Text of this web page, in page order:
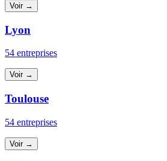
Voir →
Lyon
54 entreprises
Voir →
Toulouse
54 entreprises
Voir →